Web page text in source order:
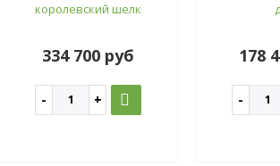
королевский шелк
334 700 руб 178